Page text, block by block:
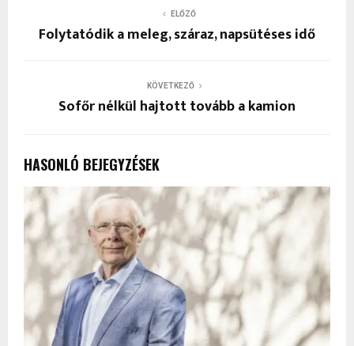
ELŐZŐ
Folytatódik a meleg, száraz, napsütéses idő
KÖVETKEZŐ
Sofőr nélkül hajtott tovább a kamion
HASONLÓ BEJEGYZÉSEK